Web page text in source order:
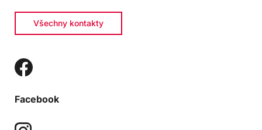
Všechny kontakty
Facebook